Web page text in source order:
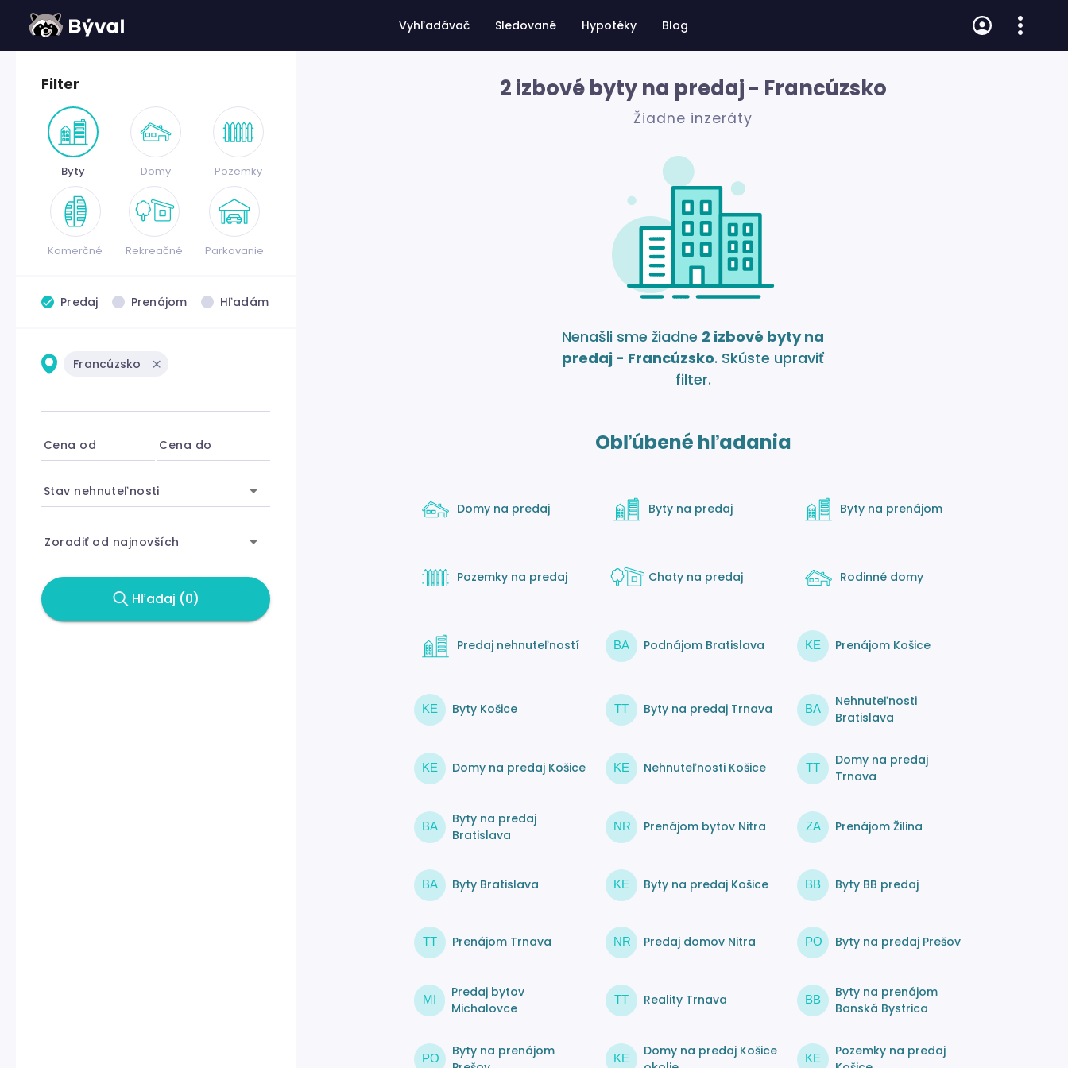
Vyhľadávač Sledované Hypotéky Blog
Filter
Byty Domy Pozemky
Komerčné Rekreačné Parkovanie
Predaj Prenájom Hľadám
Francúzsko
Cena od Cena do
Stav nehnuteľnosti
Zoradiť od najnovších
Hľadaj (0)
2 izbové byty na predaj - Francúzsko
Žiadne inzeráty
Nenašli sme žiadne 2 izbové byty na
predaj - Francúzsko. Skúste upraviť
filter.
Obľúbené hľadania
Domy na predaj Byty na predaj Byty na prenájom
Pozemky na predaj Chaty na predaj Rodinné domy
Predaj nehnuteľností BA Podnájom Bratislava KE Prenájom Košice
KE Byty Košice TT Byty na predaj Trnava BA
Nehnuteľnosti
Bratislava
KE Domy na predaj Košice KE Nehnuteľnosti Košice TT
Domy na predaj
Trnava
BA
Byty na predaj
Bratislava
NR Prenájom bytov Nitra ZA Prenájom Žilina
BA Byty Bratislava KE Byty na predaj Košice BB Byty BB predaj
TT Prenájom Trnava NR Predaj domov Nitra PO Byty na predaj Prešov
MI
Predaj bytov
Michalovce
TT Reality Trnava BB
Byty na prenájom
Banská Bystrica
PO
Byty na prenájom
KE
Domy na predaj Košice
KE
Pozemky na predaj